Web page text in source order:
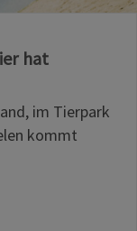
hat
im Tierpark
kommt